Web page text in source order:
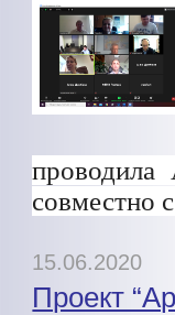
проводила
совместно
15.06.2020
Проект